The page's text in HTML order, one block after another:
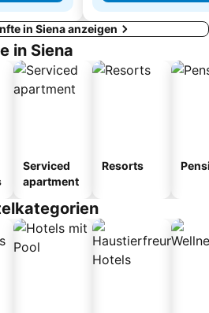
in Siena anzeigen
in Siena
Serviced
apartment
Resorts